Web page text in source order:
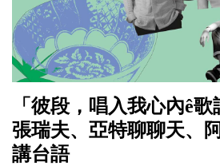
「彼段，唱入我心內ê
張瑞夫、亞特聊聊天、
講台語